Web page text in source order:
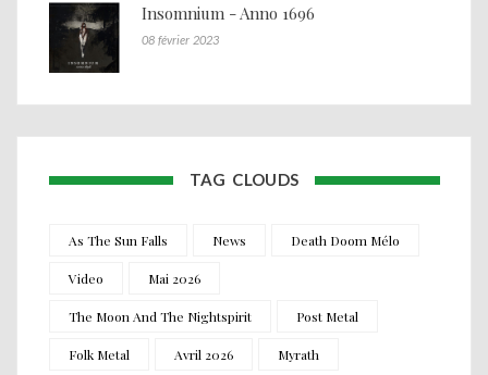
Insomnium - Anno 1696
08 février 2023
TAG CLOUDS
As The Sun Falls News Death Doom Mélo
Video Mai 2026
The Moon And The Nightspirit Post Metal
Folk Metal Avril 2026 Myrath